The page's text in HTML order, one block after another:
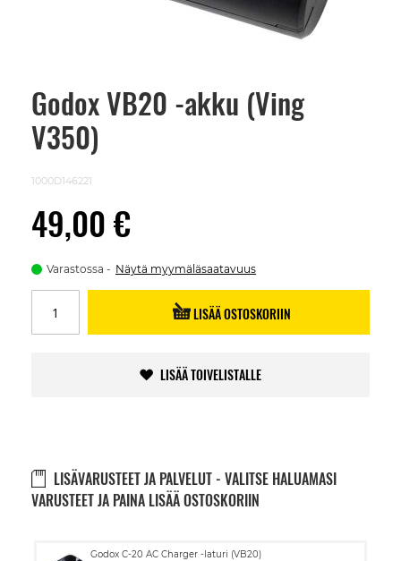
Godox VB20 -akku (Ving
V350)
1000D146221
49,00 €
Varastossa Näytä myymäläsaatavuus
LISÄÄ OSTOSKORIIN
LISÄÄ TOIVELISTALLE
LISÄVARUSTEET JA PALVELUT - VALITSE HALUAMASI
VARUSTEET JA PAINA LISÄÄ OSTOSKORIIN
Godox C-20 AC Charger -laturi (VB20)
Lisää
Skip
beginning
images